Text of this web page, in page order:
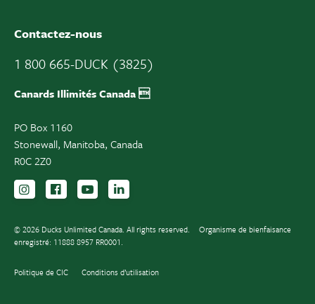
Contactez-nous
1 800 665-DUCK (3825)
Canards Illimités Canada 
PO Box 1160
Stonewall, Manitoba, Canada
R0C 2Z0
Suivez-nous sur Instagram
Suivez-nous sur Facebook
Inscrivez-vous sur YouTube
© 2026 Ducks Unlimited Canada. All rights reserved.
Organisme de bienfaisance
enregistré: 11888 8957 RR0001.
Politique de CIC Conditions d’utilisation